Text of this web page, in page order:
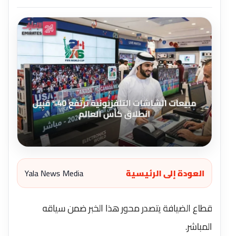
العودة إلى الرئيسية Yala News Media
قطاع الضيافة يتصدر محور هذا الخبر ضمن سياقه
المباشر.